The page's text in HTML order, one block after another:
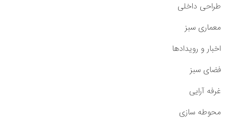
طراحی داخلی
معماری سبز
اخبار و رویدادها
فضای سبز
غرفه آرایی
محوطه سازی